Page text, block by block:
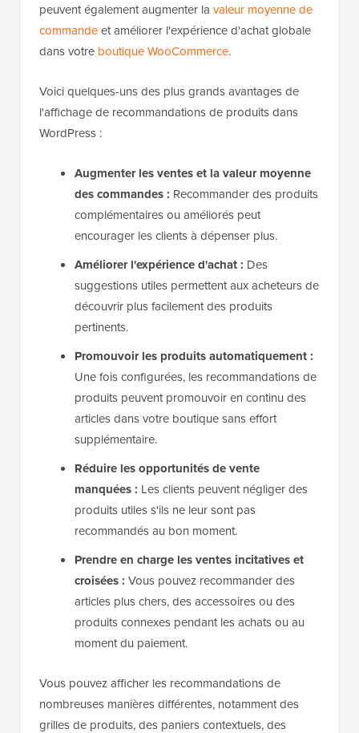
peuvent également augmenter la valeur moyenne de
commandeet améliorer l'expérience d'achat globale
dans votre boutique WooCommerce.
Voici quelques-uns des plus grands avantages de
l'affichage de recommandations de produits dans
WordPress :
Augmenter les ventes et la valeur moyenne
des commandes : Recommander des produits
complémentaires ou améliorés peut
encourager les clients à dépenser plus.
Améliorer l'expérience d'achat : Des
suggestions utiles permettent aux acheteurs de
découvrir plus facilement des produits
pertinents.
Promouvoir les produits automatiquement :
Une fois configurées, les recommandations de
produits peuvent promouvoir en continu des
articles dans votre boutique sans effort
supplémentaire.
Réduire les opportunités de vente
manquées : Les clients peuvent négliger des
produits utiles s'ils ne leur sont pas
recommandés au bon moment.
Prendre en charge les ventes incitatives et
croisées : Vous pouvez recommander des
articles plus chers, des accessoires ou des
produits connexes pendant les achats ou au
moment du paiement.
Vous pouvez afficher les recommandations de
nombreuses manières différentes, notamment des
grilles de produits, des paniers contextuels, des